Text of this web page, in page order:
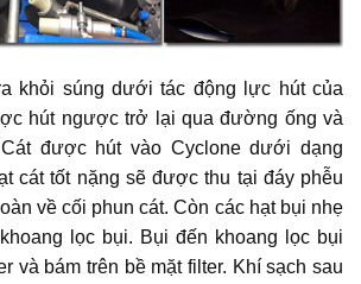
khỏi súng dưới tác động lực hút của
hút ngược trở lại qua đường ống và
được hút vào Cyclone dưới dạng
cát tốt nặng sẽ được thu tại đáy phễu
về cối phun cát. Còn các hạt bụi nhẹ
lọc bụi. Bụi đến khoang lọc bụi
và bám trên bề mặt filter. Khí sạch sau